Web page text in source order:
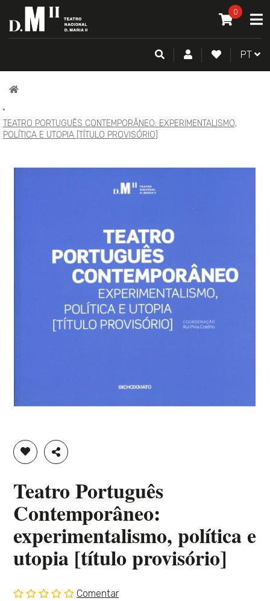
0
O MEU
ITEM(S) -
PESQUISACONTA DEFAZER
PT
PÁGINA
TEATRO PORTUGUÊS CONTEMPORÂNEO: EXPERIMENTALISMO,
POLÍTICA E UTOPIA [TÍTULO PROVISÓRIO]
ADICIONAR À LISTA DE DESEJOS
PARTILHAR
Teatro Português
Contemporâneo:
experimentalismo, política e
utopia [título provisório]
Comentar